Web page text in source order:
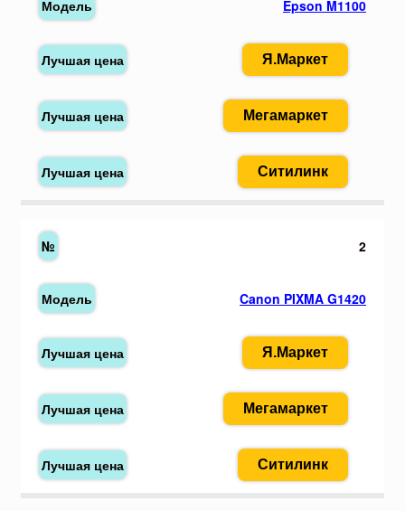
Epson M1100
Я.Маркет
Мегамаркет
Ситилинк
2
Canon PIXMA G1420
Я.Маркет
Мегамаркет
Ситилинк